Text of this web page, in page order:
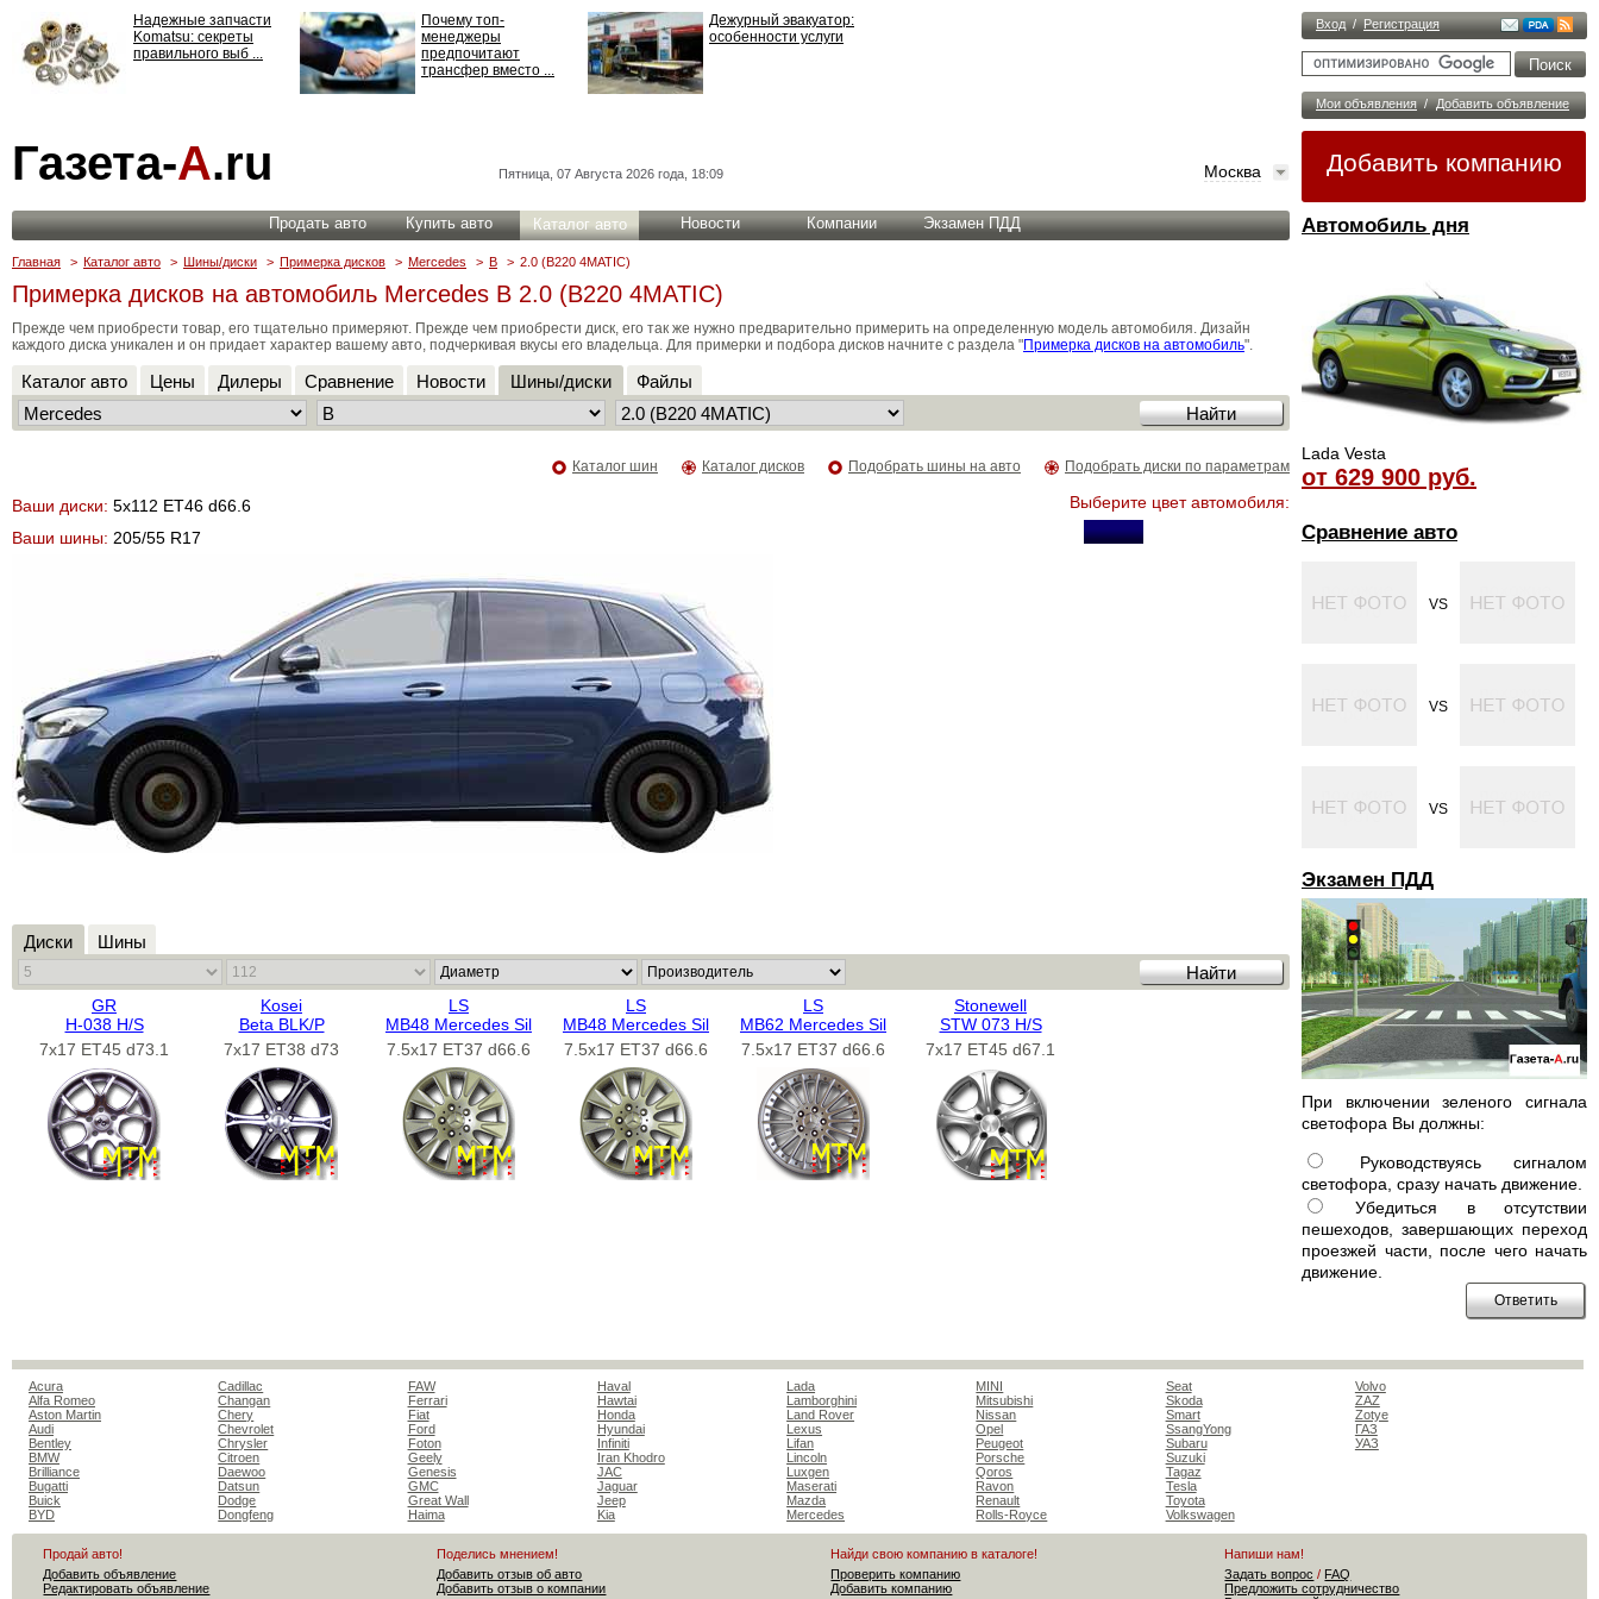
Вход / Регистрация
Мои объявления / Добавить объявление
Добавить компанию
Автомобиль дня
Lada Vesta
от 629 900 руб.
Сравнение авто
VS
VS
VS
Экзамен ПДД
При включении зеленого сигнала
светофора Вы должны:
Руководствуясь сигналом
светофора, сразу начать движение.
Убедиться в отсутствии
пешеходов, завершающих переход
проезжей части, после чего начать
движение.
Надежные запчасти
Komatsu: секреты
правильного выб ...
Почему топ-
менеджеры
предпочитают
трансфер вместо ...
Дежурный эвакуатор:
особенности услуги
ответственности: все,
что нужно знать ...
Газета-А.ru Пятница, 07 Августа 2026 года, 18:09 Москва
Продать авто Купить авто Каталог авто Новости Компании Экзамен ПДД
Главная > Каталог авто > Шины/диски > Примерка дисков > Mercedes > B > 2.0 (B220 4MATIC)
Примерка дисков на автомобиль Mercedes B 2.0 (B220 4MATIC)
Прежде чем приобрести товар, его тщательно примеряют. Прежде чем приобрести диск, его так же нужно предварительно примерить на определенную модель автомобиля. Дизайн
каждого диска уникален и он придает характер вашему авто, подчеркивая вкусы его владельца. Для примерки и подбора дисков начните с раздела "Примерка дисков на автомобиль".
Каталог авто Цены Дилеры Сравнение Новости Шины/диски Файлы
Подобрать диски по параметрам
Подобрать шины на авто
Каталог дисков
Каталог шин
Ваши диски: 5x112 ET46 d66.6
Ваши шины: 205/55 R17
Выберите цвет автомобиля:
Диски Шины
GR
H-038 H/S
7x17 ET45 d73.1
Kosei
Beta BLK/P
7x17 ET38 d73
LS
MB48 Mercedes Sil
7.5x17 ET37 d66.6
LS
MB48 Mercedes Sil
7.5x17 ET37 d66.6
LS
MB62 Mercedes Sil
7.5x17 ET37 d66.6
Stonewell
STW 073 H/S
7x17 ET45 d67.1
Acura
Alfa Romeo
Aston Martin
Audi
Bentley
BMW
Brilliance
Bugatti
Buick
BYD
Cadillac
Changan
Chery
Chevrolet
Chrysler
Citroen
Daewoo
Datsun
Dodge
Dongfeng
FAW
Ferrari
Fiat
Ford
Foton
Geely
Genesis
GMC
Great Wall
Haima
Haval
Hawtai
Honda
Hyundai
Infiniti
Iran Khodro
JAC
Jaguar
Jeep
Kia
Lada
Lamborghini
Land Rover
Lexus
Lifan
Lincoln
Luxgen
Maserati
Mazda
Mercedes
MINI
Mitsubishi
Nissan
Opel
Peugeot
Porsche
Qoros
Ravon
Renault
Rolls-Royce
Seat
Skoda
Smart
SsangYong
Subaru
Suzuki
Tagaz
Tesla
Toyota
Volkswagen
Volvo
ZAZ
Zotye
ГАЗ
УАЗ
Продай авто!
Добавить объявление
Редактировать объявление
Поделись мнением!
Добавить отзыв об авто
Добавить отзыв о компании
Найди свою компанию в каталоге!
Проверить компанию
Добавить компанию
Напиши нам!
Задать вопрос / FAQ
Предложить сотрудничество